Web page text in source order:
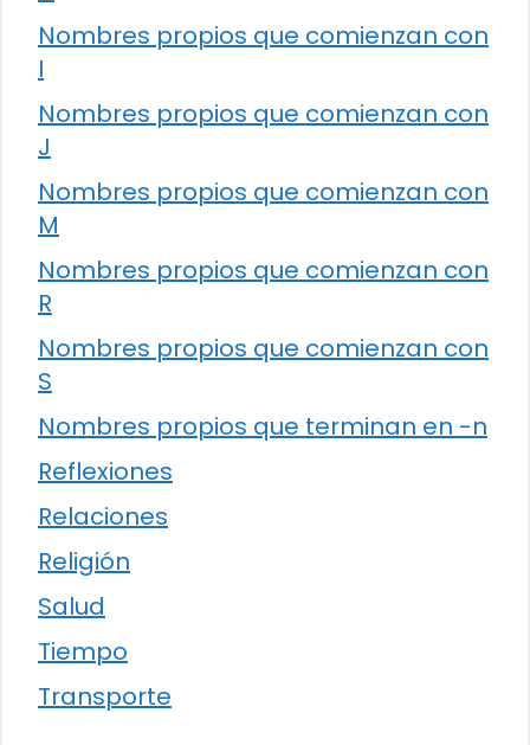
Nombres propios que comienzan con
I
Nombres propios que comienzan con
J
Nombres propios que comienzan con
M
Nombres propios que comienzan con
R
Nombres propios que comienzan con
S
Nombres propios que terminan en -n
Reflexiones
Relaciones
Religión
Salud
Tiempo
Transporte